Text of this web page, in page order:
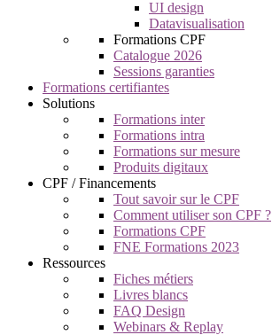
UI design
Datavisualisation
Formations CPF
Catalogue 2026
Sessions garanties
Formations certifiantes
Solutions
Formations inter
Formations intra
Formations sur mesure
Produits digitaux
CPF / Financements
Tout savoir sur le CPF
Comment utiliser son CPF ?
Formations CPF
FNE Formations 2023
Ressources
Fiches métiers
Livres blancs
FAQ Design
Webinars & Replay